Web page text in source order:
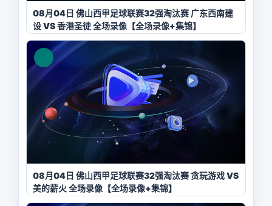
08月04日 佛山西甲足球联赛32强淘汰赛 广东西南建
设 VS 香港圣徒 全场录像【全场录像+集锦】
08月04日 佛山西甲足球联赛32强淘汰赛 贪玩游戏 VS
美的薪火 全场录像【全场录像+集锦】